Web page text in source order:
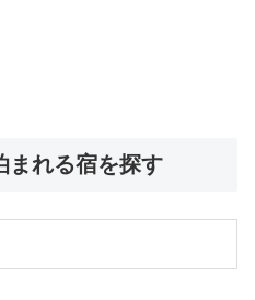
まれる宿を探す